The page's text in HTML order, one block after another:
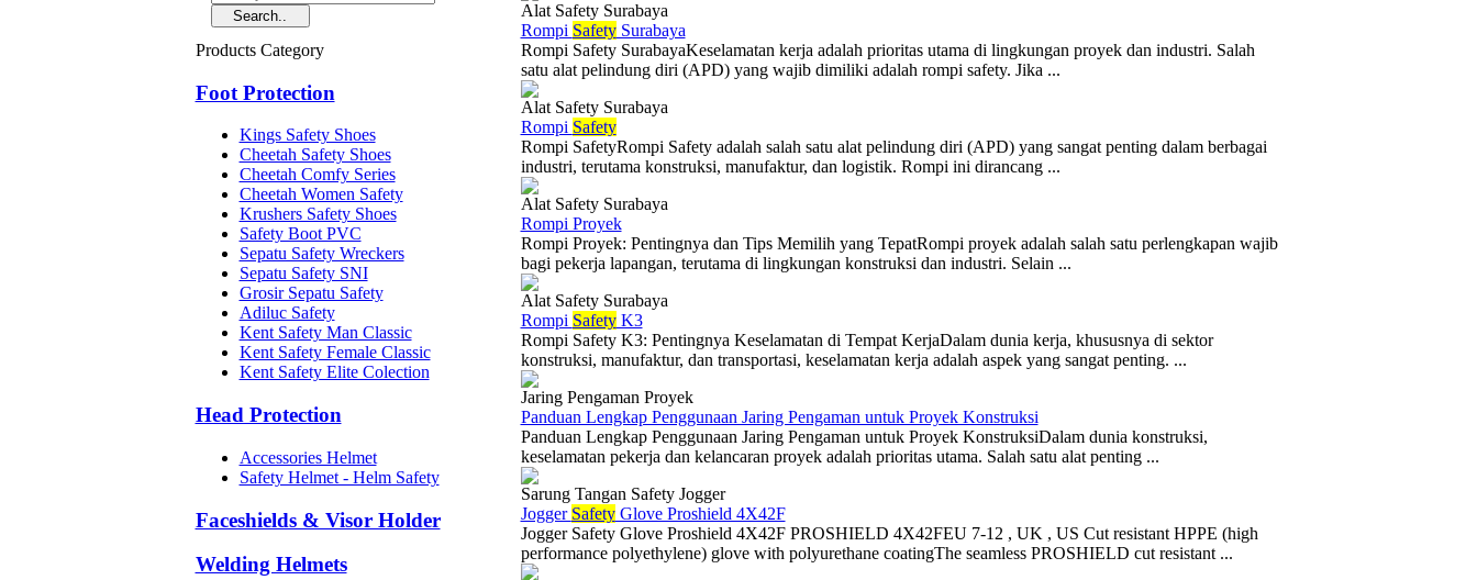
Products Category
Foot Protection
Kings Safety Shoes
Cheetah Safety Shoes
Cheetah Comfy Series
Cheetah Women Safety
Krushers Safety Shoes
Safety Boot PVC
Sepatu Safety Wreckers
Sepatu Safety SNI
Grosir Sepatu Safety
Adiluc Safety
Kent Safety Man Classic
Kent Safety Female Classic
Kent Safety Elite Colection
Head Protection
Accessories Helmet
Safety Helmet - Helm Safety
Faceshields & Visor Holder
Welding Helmets
Alat Safety Surabaya
Rompi SafetySurabaya
Rompi Safety SurabayaKeselamatan kerja adalah prioritas utama di lingkungan proyek dan industri. Salah
satu alat pelindung diri (APD) yang wajib dimiliki adalah rompi safety. Jika ...
Alat Safety Surabaya
Rompi Safety
Rompi SafetyRompi Safety adalah salah satu alat pelindung diri (APD) yang sangat penting dalam berbagai
industri, terutama konstruksi, manufaktur, dan logistik. Rompi ini dirancang ...
Alat Safety Surabaya
Rompi Proyek
Rompi Proyek: Pentingnya dan Tips Memilih yang TepatRompi proyek adalah salah satu perlengkapan wajib
bagi pekerja lapangan, terutama di lingkungan konstruksi dan industri. Selain ...
Alat Safety Surabaya
Rompi SafetyK3
Rompi Safety K3: Pentingnya Keselamatan di Tempat KerjaDalam dunia kerja, khususnya di sektor
konstruksi, manufaktur, dan transportasi, keselamatan kerja adalah aspek yang sangat penting. ...
Jaring Pengaman Proyek
Panduan Lengkap Penggunaan Jaring Pengaman untuk Proyek Konstruksi
Panduan Lengkap Penggunaan Jaring Pengaman untuk Proyek KonstruksiDalam dunia konstruksi,
keselamatan pekerja dan kelancaran proyek adalah prioritas utama. Salah satu alat penting ...
Sarung Tangan Safety Jogger
Jogger SafetyGlove Proshield 4X42F
Jogger Safety Glove Proshield 4X42F PROSHIELD 4X42FEU 7-12 , UK , US Cut resistant HPPE (high
performance polyethylene) glove with polyurethane coatingThe seamless PROSHIELD cut resistant ...